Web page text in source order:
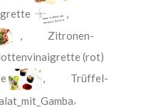
,
, Zitronen-
(rot)
, Trüffel-
,